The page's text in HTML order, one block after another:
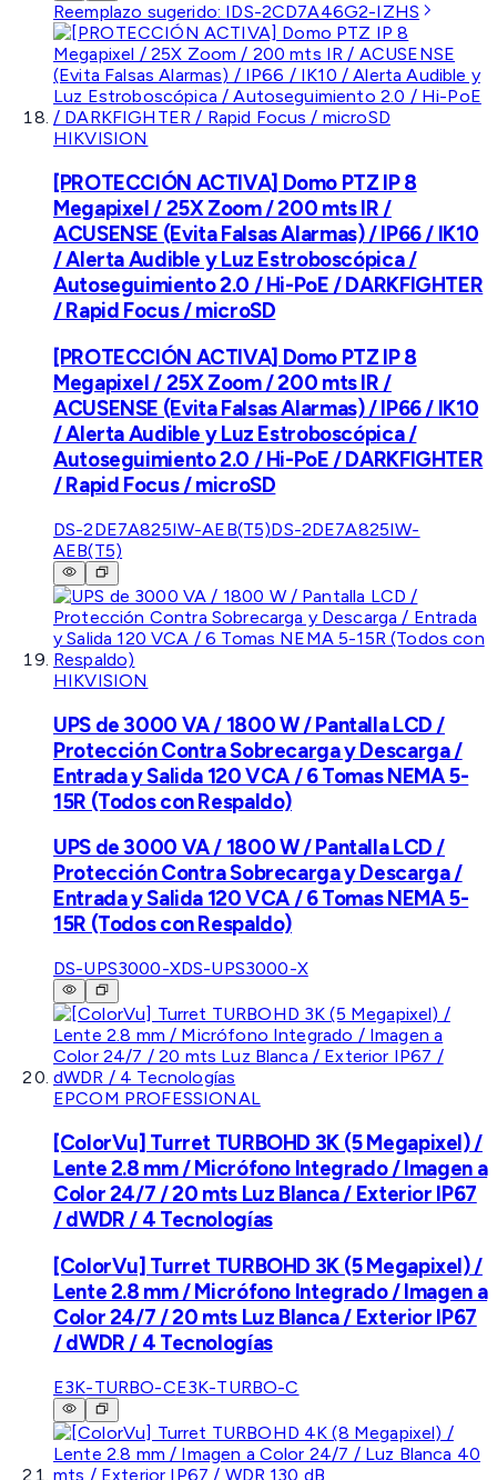
Reemplazo sugerido: IDS-2CD7A46G2-IZHS
HIKVISION
[PROTECCIÓN ACTIVA] Domo PTZ IP 8
Megapixel / 25X Zoom / 200 mts IR /
ACUSENSE (Evita Falsas Alarmas) / IP66 / IK10
/ Alerta Audible y Luz Estroboscópica /
Autoseguimiento 2.0 / Hi-PoE / DARKFIGHTER
/ Rapid Focus / microSD
[PROTECCIÓN ACTIVA] Domo PTZ IP 8
Megapixel / 25X Zoom / 200 mts IR /
ACUSENSE (Evita Falsas Alarmas) / IP66 / IK10
/ Alerta Audible y Luz Estroboscópica /
Autoseguimiento 2.0 / Hi-PoE / DARKFIGHTER
/ Rapid Focus / microSD
DS-2DE7A825IW-AEB(T5)DS-2DE7A825IW-
AEB(T5)
HIKVISION
UPS de 3000 VA / 1800 W / Pantalla LCD /
Protección Contra Sobrecarga y Descarga /
Entrada y Salida 120 VCA / 6 Tomas NEMA 5-
15R (Todos con Respaldo)
UPS de 3000 VA / 1800 W / Pantalla LCD /
Protección Contra Sobrecarga y Descarga /
Entrada y Salida 120 VCA / 6 Tomas NEMA 5-
15R (Todos con Respaldo)
DS-UPS3000-XDS-UPS3000-X
EPCOM PROFESSIONAL
[ColorVu] Turret TURBOHD 3K (5 Megapixel) /
Lente 2.8 mm / Micrófono Integrado / Imagen a
Color 24/7 / 20 mts Luz Blanca / Exterior IP67
/ dWDR / 4 Tecnologías
[ColorVu] Turret TURBOHD 3K (5 Megapixel) /
Lente 2.8 mm / Micrófono Integrado / Imagen a
Color 24/7 / 20 mts Luz Blanca / Exterior IP67
/ dWDR / 4 Tecnologías
E3K-TURBO-CE3K-TURBO-C